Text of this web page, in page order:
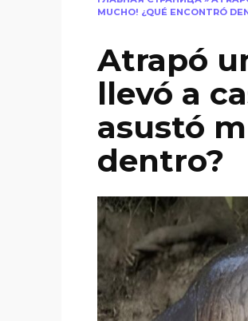
MUCHO! ¿QUÉ ENCONTRÓ
Atrapó
llevó a
asustó
dentro?